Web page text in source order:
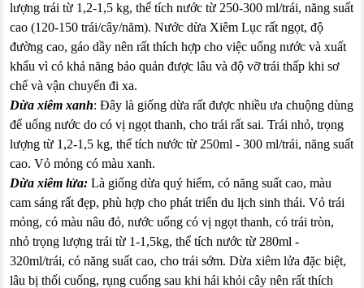
lượng trái từ 1,2-1,5 kg, thể tích nước từ 250-300 ml/trái, năng suất
cao (120-150 trái/cây/năm). Nước dừa Xiêm Lục rất ngọt, độ
đường cao, gáo dầy nên rất thích hợp cho việc uống nước và xuất
khẩu vì có khả năng bảo quản được lâu và độ vỡ trái thấp khi sơ
chế và vận chuyển đi xa.
Dừa xiêm xanh: Đây là giống dừa rất được nhiều ưa chuộng dùng
để uống nước do có vị ngọt thanh, cho trái rất sai. Trái nhỏ, trọng
lượng từ 1,2-1,5 kg, thể tích nước từ 250ml - 300 ml/trái, năng suất
cao. Vỏ mỏng có màu xanh.
Dừa xiêm lửa:Là giống dừa quý hiếm, có năng suất cao, màu
cam sáng rất đẹp, phù hợp cho phát triển du lịch sinh thái. Vỏ trái
mỏng, có màu nâu đỏ, nước uống có vị ngọt thanh, có trái tròn,
nhỏ trọng lượng trái từ 1-1,5kg, thể tích nước từ 280ml -
320ml/trái, có năng suất cao, cho trái sớm. Dừa xiêm lửa đặc biệt,
lâu bị thối cuống, rụng cuống sau khi hái khỏi cây nên rất thích